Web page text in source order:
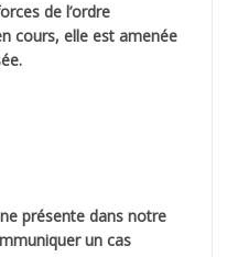
de l’ordre
cours, elle est amenée
présente dans notre
un cas